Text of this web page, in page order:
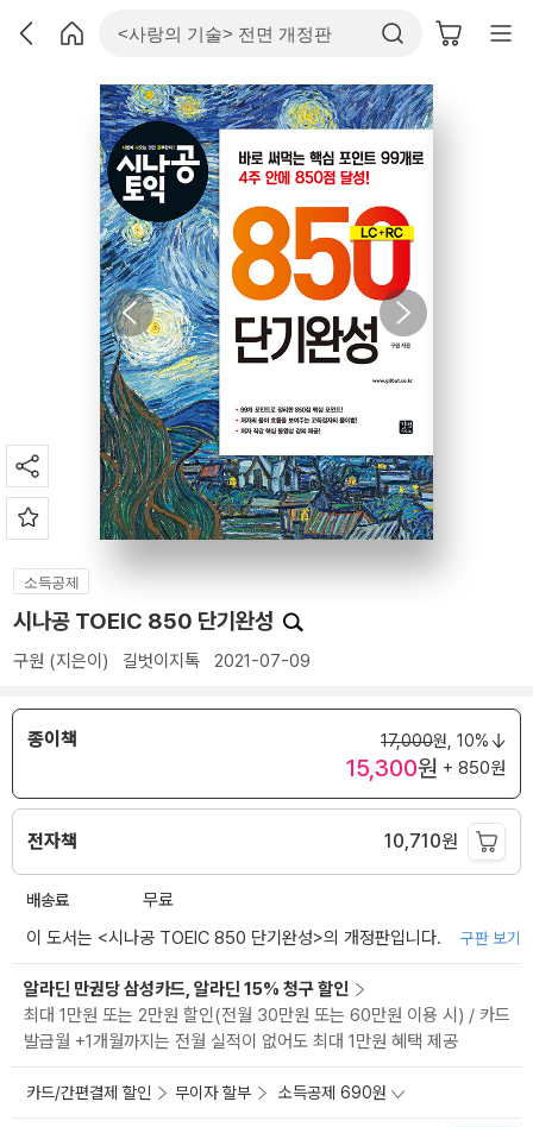
소득공제
시나공 TOEIC 850 단기완성
구원 (지은이) 길벗이지톡 2021-07-09
종이책 17,000원, 10%
15,300원 + 850원
전자책 10,710원
배송료
무료
이 도서는 <시나공 TOEIC 850 단기완성>의 개정판입니다. 구판 보기
알라딘 만권당 삼성카드, 알라딘 15% 청구 할인
최대 1만원 또는 2만원 할인(전월 30만원 또는 60만원 이용 시) / 카드
발급월 +1개월까지는 전월 실적이 없어도 최대 1만원 혜택 제공
카드/간편결제 할인 무이자 할부 소득공제 690원